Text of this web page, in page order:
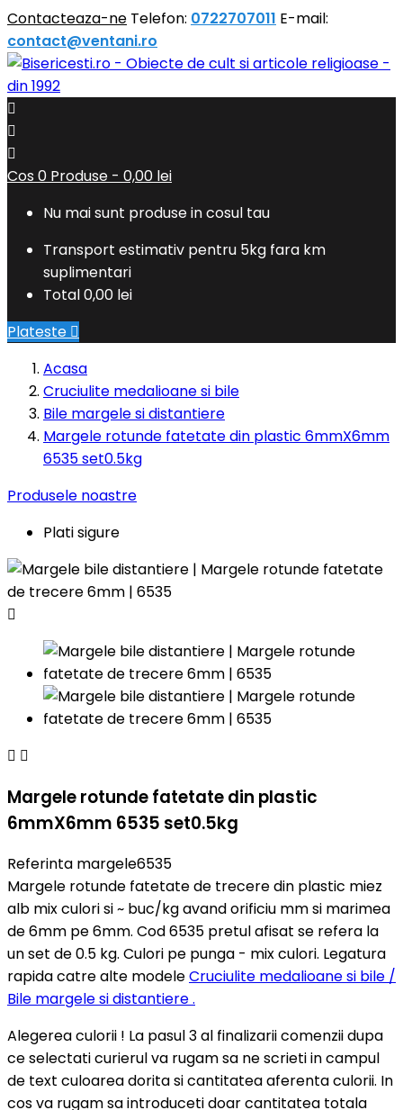
Contacteaza-ne Telefon: 0722707011 E-mail:
contact@ventani.ro



Cos 0 Produse - 0,00 lei
Nu mai sunt produse in cosul tau
Transport estimativ pentru 5kg fara km
suplimentari
Total0,00 lei
Plateste 
Acasa
Cruciulite medalioane si bile
Bile margele si distantiere
Margele rotunde fatetate din plastic 6mmX6mm
6535 set0.5kg
Produsele noastre
Plati sigure

 
Margele rotunde fatetate din plastic
6mmX6mm 6535 set0.5kg
Referinta margele6535
Margele rotunde fatetate de trecere din plastic miez
alb mix culori si ~ buc/kg avand orificiu mm si marimea
de 6mm pe 6mm. Cod 6535 pretul afisat se refera la
un set de 0.5 kg. Culori pe punga - mix culori. Legatura
rapida catre alte modeleCruciulite medalioane si bile /
Bile margele si distantiere .
Alegerea culorii ! La pasul 3 al finalizarii comenzii dupa
ce selectati curierul va rugam sa ne scrieti in campul
de text culoarea dorita si cantitatea aferenta culorii. In
cos va rugam sa introduceti doar cantitatea totala